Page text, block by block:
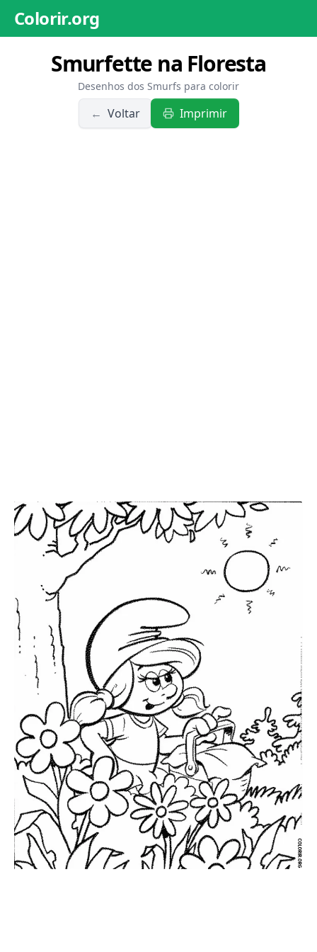
Colorir.org
Smurfette na Floresta
Desenhos dos Smurfs para colorir
← Voltar Imprimir